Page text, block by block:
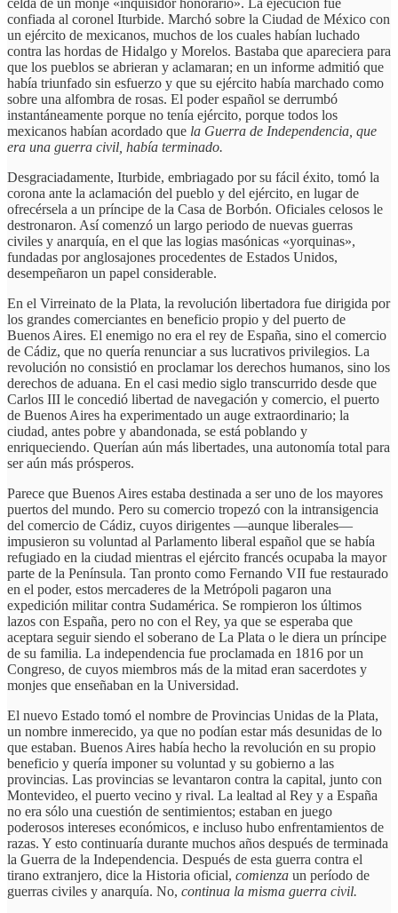
celda de un monje «inquisidor honorario». La ejecución fue
confiada al coronel Iturbide. Marchó sobre la Ciudad de México con
un ejército de mexicanos, muchos de los cuales habían luchado
contra las hordas de Hidalgo y Morelos. Bastaba que apareciera para
que los pueblos se abrieran y aclamaran; en un informe admitió que
había triunfado sin esfuerzo y que su ejército había marchado como
sobre una alfombra de rosas. El poder español se derrumbó
instantáneamente porque no tenía ejército, porque todos los
mexicanos habían acordado que la Guerra de Independencia, que
era una guerra civil, había terminado.
Desgraciadamente, Iturbide, embriagado por su fácil éxito, tomó la
corona ante la aclamación del pueblo y del ejército, en lugar de
ofrecérsela a un príncipe de la Casa de Borbón. Oficiales celosos le
destronaron. Así comenzó un largo periodo de nuevas guerras
civiles y anarquía, en el que las logias masónicas «yorquinas»,
fundadas por anglosajones procedentes de Estados Unidos,
desempeñaron un papel considerable.
En el Virreinato de la Plata, la revolución libertadora fue dirigida por
los grandes comerciantes en beneficio propio y del puerto de
Buenos Aires. El enemigo no era el rey de España, sino el comercio
de Cádiz, que no quería renunciar a sus lucrativos privilegios. La
revolución no consistió en proclamar los derechos humanos, sino los
derechos de aduana. En el casi medio siglo transcurrido desde que
Carlos III le concedió libertad de navegación y comercio, el puerto
de Buenos Aires ha experimentado un auge extraordinario; la
ciudad, antes pobre y abandonada, se está poblando y
enriqueciendo. Querían aún más libertades, una autonomía total para
ser aún más prósperos.
Parece que Buenos Aires estaba destinada a ser uno de los mayores
puertos del mundo. Pero su comercio tropezó con la intransigencia
del comercio de Cádiz, cuyos dirigentes —aunque liberales—
impusieron su voluntad al Parlamento liberal español que se había
refugiado en la ciudad mientras el ejército francés ocupaba la mayor
parte de la Península. Tan pronto como Fernando VII fue restaurado
en el poder, estos mercaderes de la Metrópoli pagaron una
expedición militar contra Sudamérica. Se rompieron los últimos
lazos con España, pero no con el Rey, ya que se esperaba que
aceptara seguir siendo el soberano de La Plata o le diera un príncipe
de su familia. La independencia fue proclamada en 1816 por un
Congreso, de cuyos miembros más de la mitad eran sacerdotes y
monjes que enseñaban en la Universidad.
El nuevo Estado tomó el nombre de Provincias Unidas de la Plata,
un nombre inmerecido, ya que no podían estar más desunidas de lo
que estaban. Buenos Aires había hecho la revolución en su propio
beneficio y quería imponer su voluntad y su gobierno a las
provincias. Las provincias se levantaron contra la capital, junto con
Montevideo, el puerto vecino y rival. La lealtad al Rey y a España
no era sólo una cuestión de sentimientos; estaban en juego
poderosos intereses económicos, e incluso hubo enfrentamientos de
razas. Y esto continuaría durante muchos años después de terminada
la Guerra de la Independencia. Después de esta guerra contra el
tirano extranjero, dice la Historia oficial, comienza un período de
guerras civiles y anarquía. No, continua la misma guerra civil.